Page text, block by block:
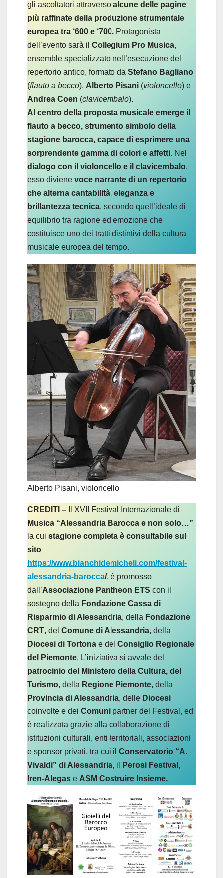
gli ascoltatori attraverso alcune delle pagine
più raffinate della produzione strumentale
europea tra ‘600 e ‘700. Protagonista
dell’evento sarà il Collegium Pro Musica,
ensemble specializzato nell’esecuzione del
repertorio antico, formato da Stefano Bagliano
(flauto a becco), Alberto Pisani (violoncello) e
Andrea Coen (clavicembalo).
Al centro della proposta musicale emerge il
flauto a becco, strumento simbolo della
stagione barocca, capace di esprimere una
sorprendente gamma di colori e affetti. Nel
dialogo con il violoncello e il clavicembalo,
esso diviene voce narrante di un repertorio
che alterna cantabilità, eleganza e
brillantezza tecnica, secondo quell’ideale di
equilibrio tra ragione ed emozione che
costituisce uno dei tratti distintivi della cultura
musicale europea del tempo.
Alberto Pisani, violoncello
CREDITI – Il XVII Festival Internazionale di
Musica “Alessandria Barocca e non solo…”
la cui stagione completa è consultabile sul
sito
https://www.bianchidemicheli.com/festival-
alessandria-barocca/, è promosso
dall’Associazione Pantheon ETS con il
sostegno della Fondazione Cassa di
Risparmio di Alessandria, della Fondazione
CRT, del Comune di Alessandria, della
Diocesi di Tortona e del Consiglio Regionale
del Piemonte. L’iniziativa si avvale del
patrocinio del Ministero della Cultura, del
Turismo, della Regione Piemonte, della
Provincia di Alessandria, delle Diocesi
coinvolte e dei Comuni partner del Festival, ed
è realizzata grazie alla collaborazione di
istituzioni culturali, enti territoriali, associazioni
e sponsor privati, tra cui il Conservatorio “A.
Vivaldi” di Alessandria, il Perosi Festival ,
Iren-Alegas e ASM Costruire Insieme.